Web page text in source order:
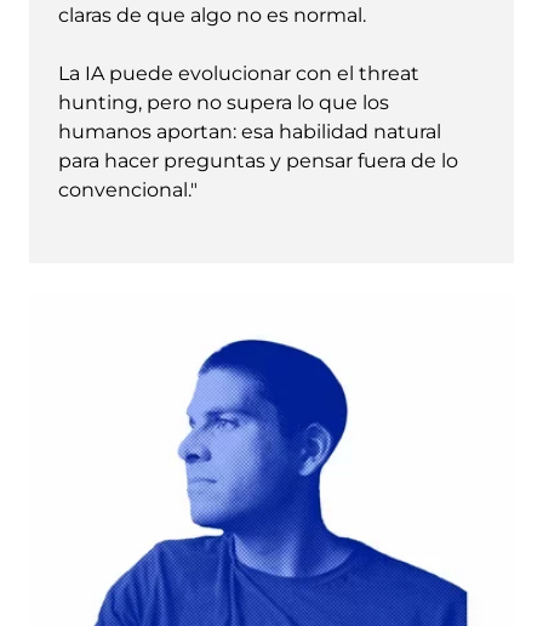
claras de que algo no es normal.
La IA puede evolucionar con el threat
hunting, pero no supera lo que los
humanos aportan: esa habilidad natural
para hacer preguntas y pensar fuera de lo
convencional."